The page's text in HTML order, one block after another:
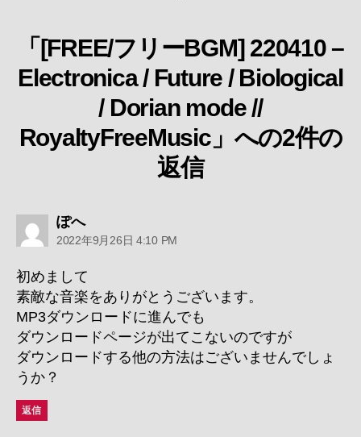
「[FREE/フリーBGM] 220410 –
Electronica / Future / Biological
/ Dorian mode //
RoyaltyFreeMusic」への2件の
返信
ぽへの
発
2022年9月26日 4:10 PM
初めまして
素敵な音楽をありがとうございます。
MP3ダウンロードに進んでも
ダウンロードページが出てこないのですが
ダウンロードする他の方法はございませんでしょ
うか？
返信